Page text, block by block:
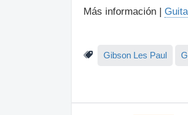
Más información |
Gibson Les Paul